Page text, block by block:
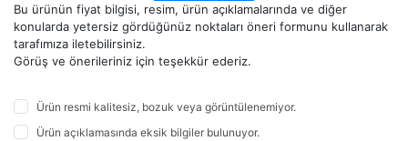
Bu ürünün fiyat bilgisi, resim, ürün açıklamalarında ve diğer
konularda yetersiz gördüğünüz noktaları öneri formunu kullanarak
tarafımıza iletebilirsiniz.
Görüş ve önerileriniz için teşekkür ederiz.
Ürün resmi kalitesiz, bozuk veya görüntülenemiyor.
Ürün açıklamasında eksik bilgiler bulunuyor.